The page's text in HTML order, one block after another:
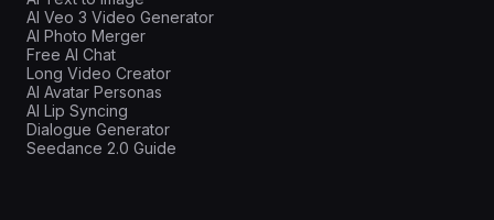
AI Veo 3 Video Generator
AI Photo Merger
Free AI Chat
Long Video Creator
AI Avatar Personas
AI Lip Syncing
Dialogue Generator
Seedance 2.0 Guide